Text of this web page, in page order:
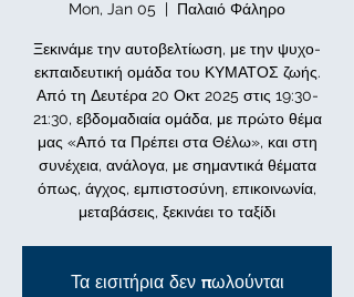
Mon, Jan 05
  |
Παλαιό Φάληρο
Ξεκινάμε την αυτοβελτίωση, με την ψυχο-
εκπαιδευτική ομάδα του ΚΥΜΑΤΟΣ ζωής.
Από τη Δευτέρα 20 Οκτ 2025 στις 19:30-
21:30, εβδομαδιαία ομάδα, με πρώτο θέμα
μας «Από τα Πρέπει στα Θέλω», και στη
συνέχεια, ανάλογα, με σημαντικά θέματα
όπως, άγχος, εμπιστοσύνη, επικοινωνία,
μεταβάσεις, ξεκινάει το ταξίδι
Τα εισιτήρια δεν πωλούνται